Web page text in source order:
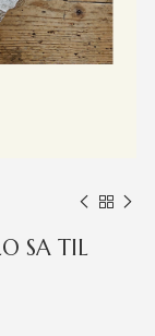
SA TIL